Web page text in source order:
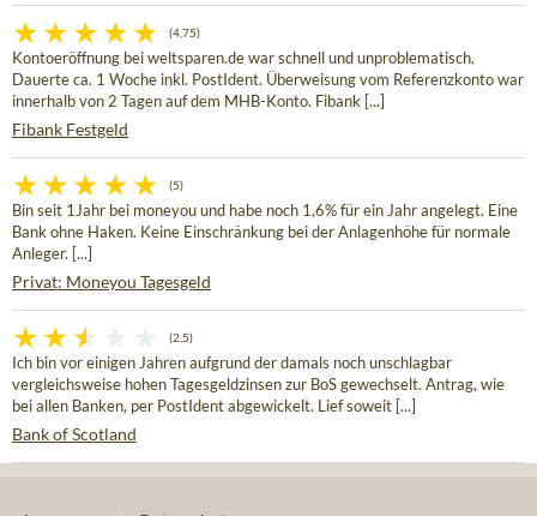
(4,75)
Kontoeröffnung bei weltsparen.de war schnell und unproblematisch.
Dauerte ca. 1 Woche inkl. PostIdent. Überweisung vom Referenzkonto war
innerhalb von 2 Tagen auf dem MHB-Konto. Fibank [...]
Fibank Festgeld
(5)
Bin seit 1Jahr bei moneyou und habe noch 1,6% für ein Jahr angelegt. Eine
Bank ohne Haken. Keine Einschränkung bei der Anlagenhöhe für normale
Anleger. [...]
Privat: Moneyou Tagesgeld
(2,5)
Ich bin vor einigen Jahren aufgrund der damals noch unschlagbar
vergleichsweise hohen Tagesgeldzinsen zur BoS gewechselt. Antrag, wie
bei allen Banken, per PostIdent abgewickelt. Lief soweit [...]
Bank of Scotland